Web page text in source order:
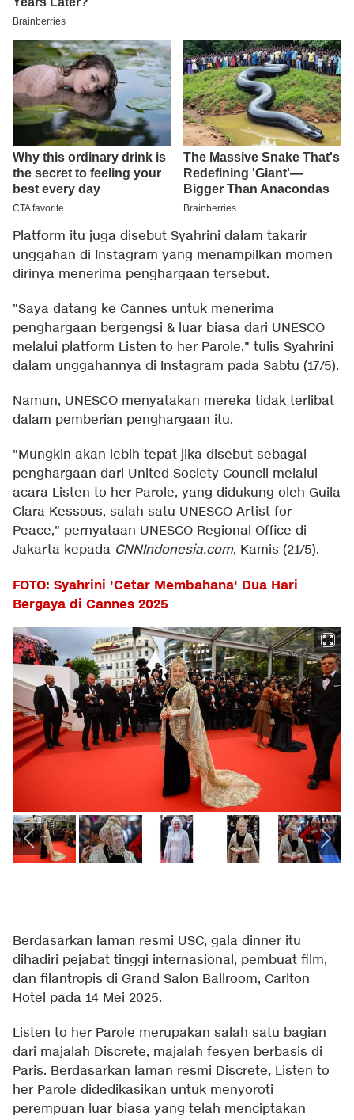
Platform itu juga disebut Syahrini dalam takarir
unggahan di Instagram yang menampilkan momen
dirinya menerima penghargaan tersebut.
"Saya datang ke Cannes untuk menerima
penghargaan bergengsi & luar biasa dari UNESCO
melalui platform Listen to her Parole," tulis Syahrini
dalam unggahannya di Instagram pada Sabtu (17/5).
Namun, UNESCO menyatakan mereka tidak terlibat
dalam pemberian penghargaan itu.
"Mungkin akan lebih tepat jika disebut sebagai
penghargaan dari United Society Council melalui
acara Listen to her Parole, yang didukung oleh Guila
Clara Kessous, salah satu UNESCO Artist for
Peace," pernyataan UNESCO Regional Office di
Jakarta kepada CNNIndonesia.com, Kamis (21/5).
FOTO: Syahrini 'Cetar Membahana' Dua Hari
Bergaya di Cannes 2025
Berdasarkan laman resmi USC, gala dinner itu
dihadiri pejabat tinggi internasional, pembuat film,
dan filantropis di Grand Salon Ballroom, Carlton
Hotel pada 14 Mei 2025.
Listen to her Parole merupakan salah satu bagian
dari majalah Discrete, majalah fesyen berbasis di
Paris. Berdasarkan laman resmi Discrete, Listen to
her Parole didedikasikan untuk menyoroti
perempuan luar biasa yang telah menciptakan